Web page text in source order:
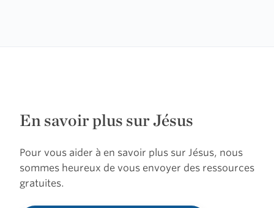
En savoir plus sur Jésus
Pour vous aider à en savoir plus sur Jésus, nous
sommes heureux de vous envoyer des ressources
gratuites.